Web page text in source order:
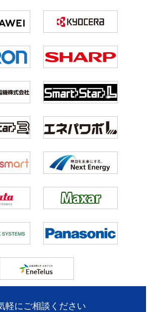
軽にご相談ください